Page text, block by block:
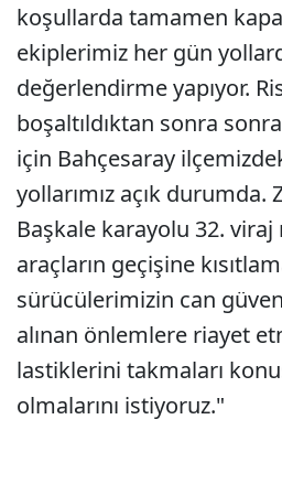
koşullarda tamamen
ekiplerimiz her gün
değerlendirme yapıyor.
boşaltıldıktan sonra
için Bahçesaray
yollarımız açık durumda.
Başkale karayolu 32.
araçların geçişine
sürücülerimizin can
alınan önlemlere riayet
lastiklerini takmaları
olmalarını istiyoruz."